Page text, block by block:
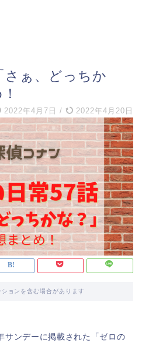
さぁ、どっちか
2022年4月7日 / 2022年4月20日
ョンを含む場合があります
サンデーに掲載された「ゼロの